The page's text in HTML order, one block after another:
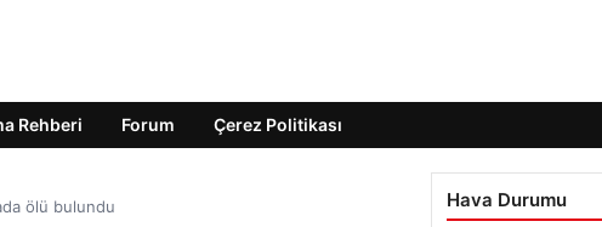
Rehberi Forum Çerez Politikası
ölü bulundu Hava Durumu